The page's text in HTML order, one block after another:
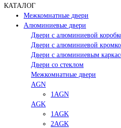
КАТАЛОГ
Межкомнатные двери
Алюминиевые двери
Двери с алюминиевой
Двери с алюминиевой
Двери с алюминиевым
Двери со стеклом
Межкомнатные двери
AGN
1AGN
AGK
1AGK
2AGK